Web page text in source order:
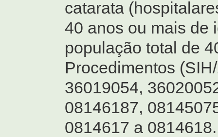
catarata
40 anos ou mais de
população total de
Procedimentos
36019054,
08146187,
0814617 a